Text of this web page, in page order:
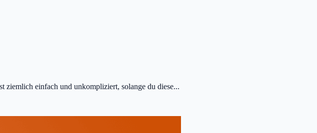
ziemlich einfach und unkompliziert, solange du diese...